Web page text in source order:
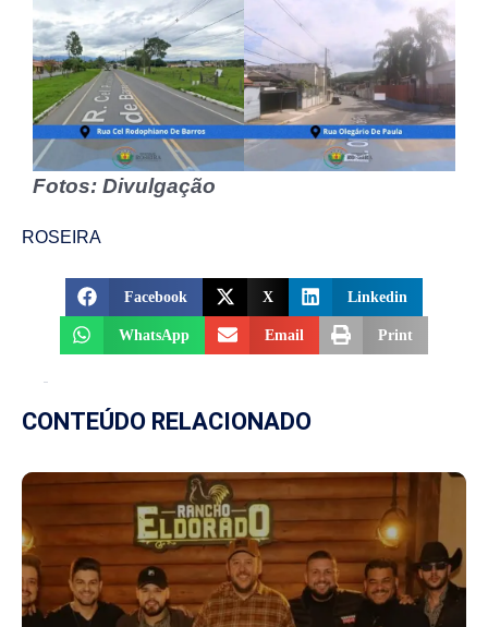
Fotos: Divulgação
ROSEIRA
Facebook X Linkedin
WhatsApp Email Print
CONTEÚDO RELACIONADO